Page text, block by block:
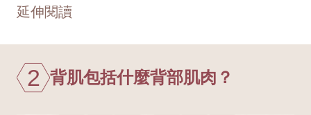
延伸閱讀
2 背肌包括什麼背部肌肉？